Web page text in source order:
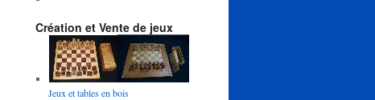
Création et Vente de jeux
Jeux et tables en bois